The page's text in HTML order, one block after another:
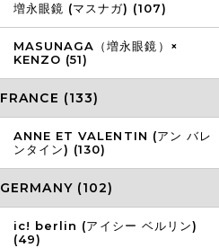
増永眼鏡 (マスナガ) (107)
MASUNAGA（増永眼鏡）×
KENZO (51)
FRANCE (133)
ANNE ET VALENTIN (アン バレ
ンタイン) (130)
GERMANY (102)
ic! berlin (アイシー ベルリン)
(49)